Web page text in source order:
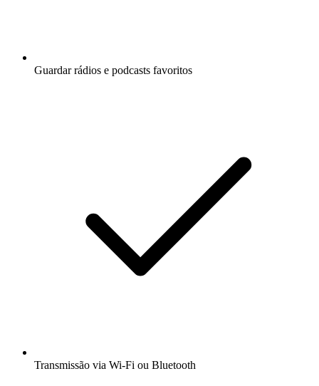
Guardar rádios e podcasts favoritos
Transmissão via Wi-Fi ou Bluetooth